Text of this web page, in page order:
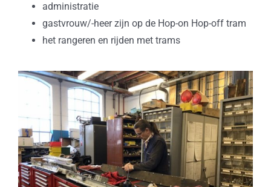
administratie
gastvrouw/-heer zijn op de Hop-on Hop-off tram
het rangeren en rijden met trams